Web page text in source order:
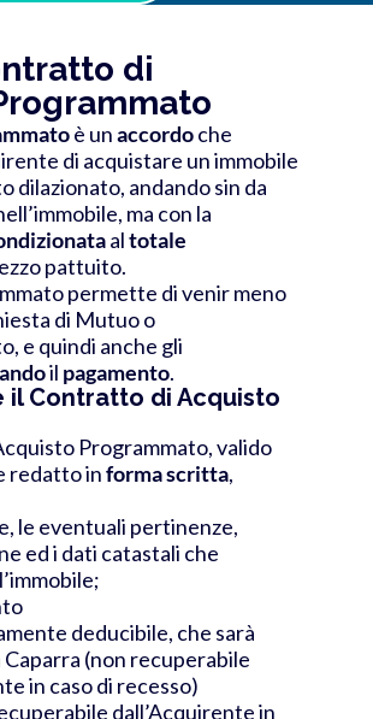
di
è unaccordoche
di acquistare un immobile
dilazionato, andando sin da
ma con la
altotale
pattuito.
permette di venir meno
di Mutuo o
e quindi anche gli
il pagamento.
il Contratto di Acquisto
Programmato, valido
redatto informa scritta,
le eventuali pertinenze,
ed i dati catastali che
deducibile, che sarà
(non recuperabile
in caso di recesso)
dall’Acquirente in